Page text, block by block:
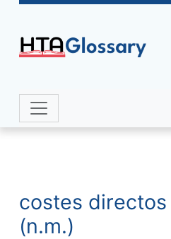
Navigation and
costes
(n.m.)
Site identity,